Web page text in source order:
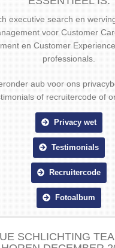
executive search en
voor Customer
en Customer
professionals.
aub voor ons
of recruitercode of
Privacy wet
Testimonials
Recruitercode
Fotoalbum
SCHLICHTING